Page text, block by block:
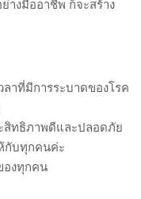
างมืออาชีพ ก็จะสร้าง
ลาที่มีการระบาดของโรค
สิทธิภาพดีและปลอดภัย
กับทุกคนค่ะ
องทุกคน